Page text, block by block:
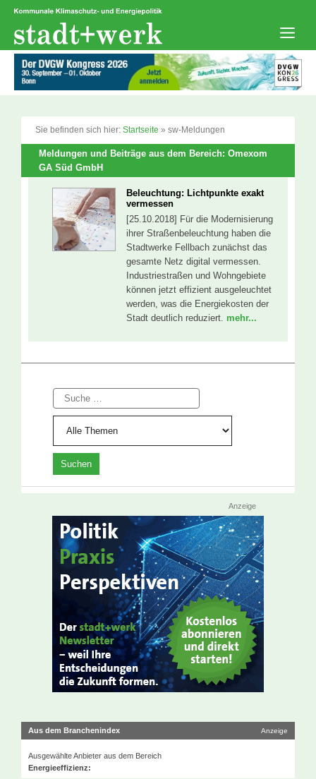
Zum
springen
Sie befinden sich hier: Startseite » sw-Meldungen
Meldungen und Beiträge aus dem Bereich: Omexom
GA Süd GmbH
Beleuchtung: Lichtpunkte exakt
vermessen
[25.10.2018] Für die Modernisierung
ihrer Straßenbeleuchtung haben die
Stadtwerke Fellbach zunächst das
gesamte Netz digital vermessen.
Industriestraßen und Wohngebiete
können jetzt effizient ausgeleuchtet
werden, was die Energiekosten der
Stadt deutlich reduziert. mehr...
Suche
Anzeige
Aus dem Branchenindex Anzeige
Ausgewählte Anbieter aus dem Bereich
Energieeffizienz: